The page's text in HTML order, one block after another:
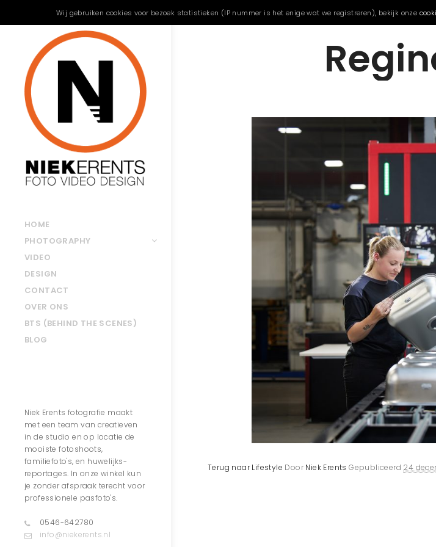
HOME
PHOTOGRAPHY
VIDEO
DESIGN
CONTACT
OVER ONS
BTS (BEHIND THE SCENES)
BLOG
Niek Erents fotografie maakt
met een team van creatieven
in de studio en op locatie de
mooiste fotoshoots,
familiefoto's, en huwelijks-
reportages. In onze winkel kun
je zonder afspraak terecht voor
professionele pasfoto's.
0546-642780
info@niekerents.nl
Terug naar Lifestyle Door Niek Erents Gepubliceerd 24
Wij gebruiken cookies voor bezoek statistieken (IP nummer is het enige wat we registreren), bekijk onze